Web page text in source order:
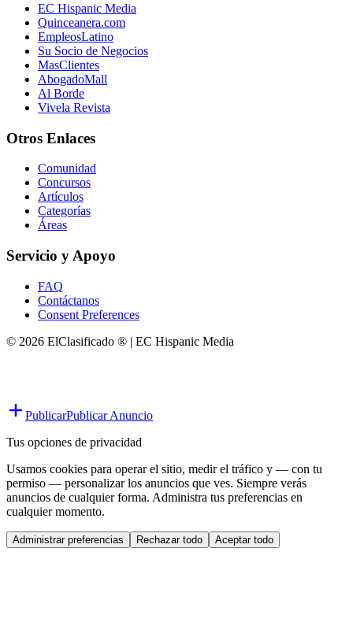
EC Hispanic Media
Quinceanera.com
EmpleosLatino
Su Socio de Negocios
MasClientes
AbogadoMall
Al Borde
Vivela Revista
Otros Enlaces
Comunidad
Concursos
Artículos
Categorías
Áreas
Servicio y Apoyo
FAQ
Contáctanos
Consent Preferences
© 2026 ElClasificado ® | EC Hispanic Media
PublicarPublicar Anuncio
Tus opciones de privacidad
Usamos cookies para operar el sitio, medir el tráfico y — con tu
permiso — personalizar los anuncios que ves. Siempre verás
anuncios de cualquier forma. Administra tus preferencias en
cualquier momento.
Administrar preferencias Rechazar todo Aceptar todo